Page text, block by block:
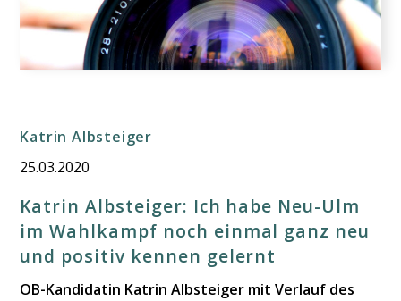
Katrin Albsteiger
25.03.2020
Katrin Albsteiger: Ich habe Neu-Ulm
im Wahlkampf noch einmal ganz neu
und positiv kennen gelernt
OB-Kandidatin Katrin Albsteiger mit Verlauf des